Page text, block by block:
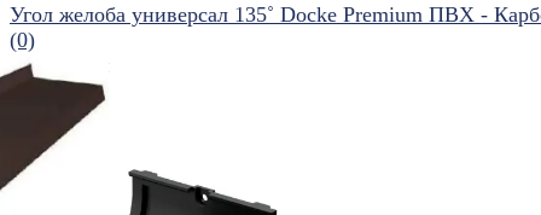
Угол желоба универсал 135˚ Docke Premium ПВХ -
(0)
В наличии
1 327 руб.
В корзину